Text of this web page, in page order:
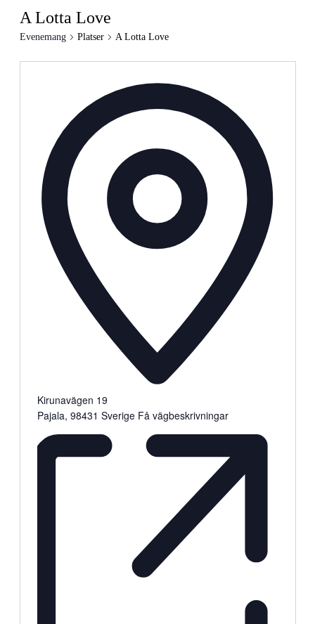
A Lotta Love
Evenemang Platser A Lotta Love
Kirunavägen 19
Pajala, 98431 Sverige Få vägbeskrivningar